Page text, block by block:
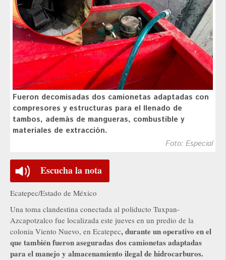
Fueron decomisadas dos camionetas adaptadas con
compresores y estructuras para el llenado de
tambos, además de mangueras, combustible y
materiales de extracción.
Foto: Especial
Escucha la nota
Ecatepec/Estado de México
Una toma clandestina conectada al poliducto Tuxpan-
Azcapotzalco fue localizada este jueves en un predio de la
colonia Viento Nuevo, en Ecatepec, durante un operativo en el
que también fueron aseguradas dos camionetas adaptadas
para el manejo y almacenamiento ilegal de hidrocarburos.